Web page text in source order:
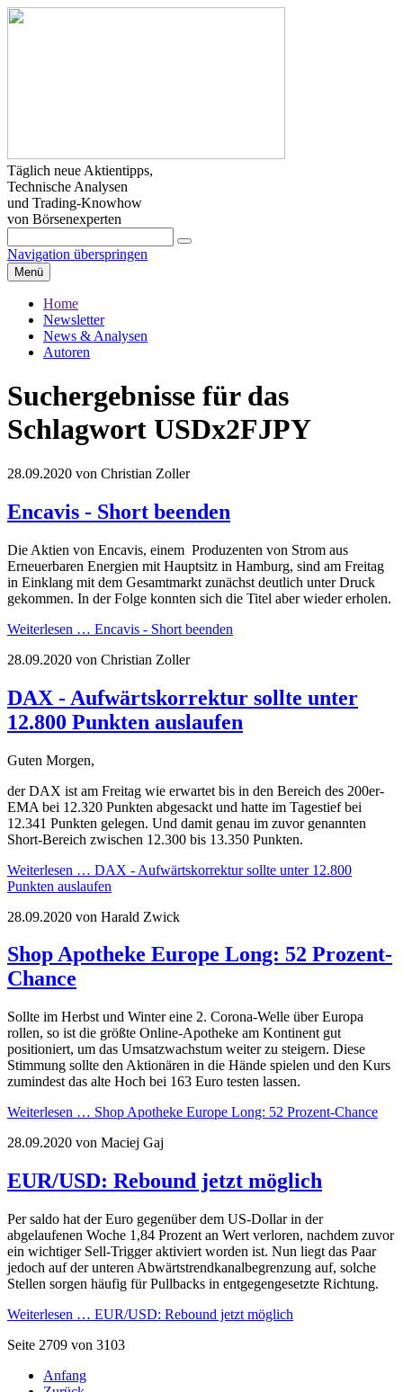
Täglich neue Aktientipps,
Technische Analysen
und Trading-Knowhow
von Börsenexperten
Navigation überspringen
Menü
Home
Newsletter
News & Analysen
Autoren
Suchergebnisse für das
Schlagwort USDx2FJPY
28.09.2020 von Christian Zoller
Encavis - Short beenden
Die Aktien von Encavis, einem Produzenten von Strom aus
Erneuerbaren Energien mit Hauptsitz in Hamburg, sind am Freitag
in Einklang mit dem Gesamtmarkt zunächst deutlich unter Druck
gekommen. In der Folge konnten sich die Titel aber wieder erholen.
Weiterlesen … Encavis - Short beenden
28.09.2020 von Christian Zoller
DAX - Aufwärtskorrektur sollte unter
12.800 Punkten auslaufen
Guten Morgen,
der DAX ist am Freitag wie erwartet bis in den Bereich des 200er-
EMA bei 12.320 Punkten abgesackt und hatte im Tagestief bei
12.341 Punkten gelegen. Und damit genau im zuvor genannten
Short-Bereich zwischen 12.300 bis 13.350 Punkten.
Weiterlesen … DAX - Aufwärtskorrektur sollte unter 12.800
Punkten auslaufen
28.09.2020 von Harald Zwick
Shop Apotheke Europe Long: 52 Prozent-
Chance
Sollte im Herbst und Winter eine 2. Corona-Welle über Europa
rollen, so ist die größte Online-Apotheke am Kontinent gut
positioniert, um das Umsatzwachstum weiter zu steigern. Diese
Stimmung sollte den Aktionären in die Hände spielen und den Kurs
zumindest das alte Hoch bei 163 Euro testen lassen.
Weiterlesen … Shop Apotheke Europe Long: 52 Prozent-Chance
28.09.2020 von Maciej Gaj
EUR/USD: Rebound jetzt möglich
Per saldo hat der Euro gegenüber dem US-Dollar in der
abgelaufenen Woche 1,84 Prozent an Wert verloren, nachdem zuvor
ein wichtiger Sell-Trigger aktiviert worden ist. Nun liegt das Paar
jedoch auf der unteren Abwärtstrendkanalbegrenzung auf, solche
Stellen sorgen häufig für Pullbacks in entgegengesetzte Richtung.
Weiterlesen … EUR/USD: Rebound jetzt möglich
Seite 2709 von 3103
Anfang